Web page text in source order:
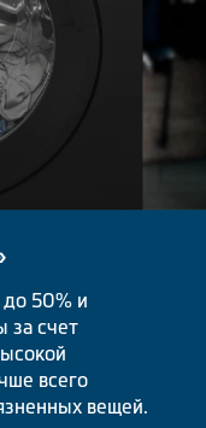
до 50% и
за счет
всего
вещей.